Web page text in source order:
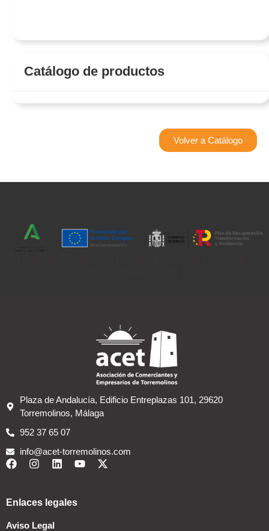
Catálogo de productos
Volver a Catálogo
Plaza de Andalucía, Edificio Entreplazas 101, 29620
Torremolinos, Málaga
952 37 65 07
info@acet-torremolinos.com
Enlaces legales
Aviso Legal